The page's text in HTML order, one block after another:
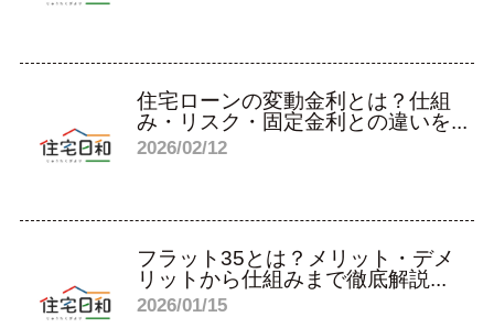
住宅ローンの変動金利とは？仕組
み・リスク・固定金利との違いを...
2026/02/12
フラット35とは？メリット・デメ
リットから仕組みまで徹底解説...
2026/01/15